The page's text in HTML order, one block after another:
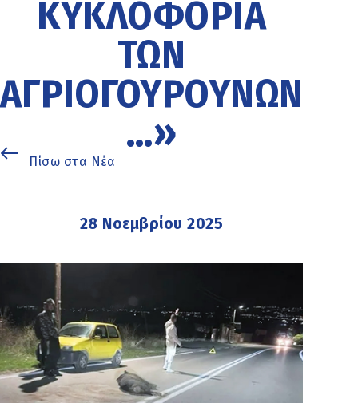
ΚΥΚΛΟΦΟΡΊΑ
ΤΩΝ
ΑΓΡΙΟΓΟΎΡΟΥΝΩΝ
…»
Πίσω στα Νέα
28 Νοεμβρίου 2025